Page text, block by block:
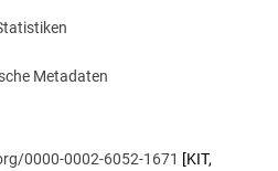
Metadaten
0000-0002-6052-1671 [KIT,